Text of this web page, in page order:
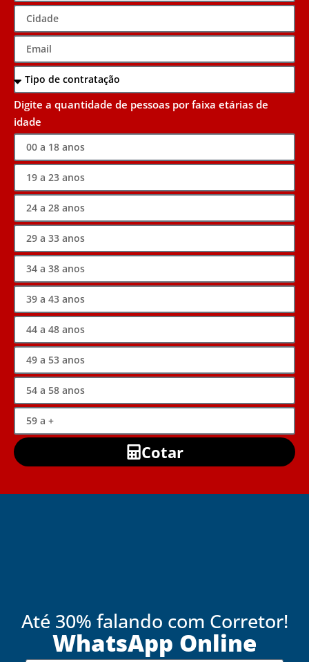
Digite a quantidade de pessoas por faixa etárias de
idade
Cotar
Até 30% falando com Corretor!
WhatsApp Online